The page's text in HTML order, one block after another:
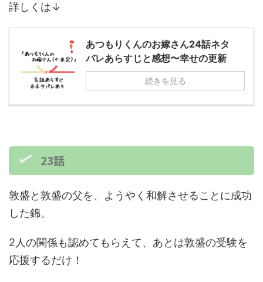
詳しくは↓
あつもりくんのお嫁さん24話ネタ
バレあらすじと感想〜幸せの更新
続きを見る
23話
敦盛と敦盛の父を、ようやく和解させることに成功
した錦。
2人の関係も認めてもらえて、あとは敦盛の受験を
応援するだけ！